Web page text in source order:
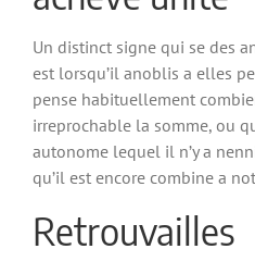
Un distinct signe qui se des
est lorsqu’il anoblis a elles
pense habituellement
irreprochable la somme, ou
autonome lequel il n’y a
qu’il est encore combine a
Retrouvailles